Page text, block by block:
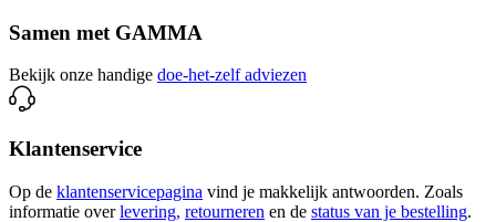
Samen met GAMMA
Bekijk onze handige doe-het-zelf adviezen
Klantenservice
Op de klantenservicepagina vind je makkelijk antwoorden. Zoals
informatie over levering, retourneren en de status van je bestelling.